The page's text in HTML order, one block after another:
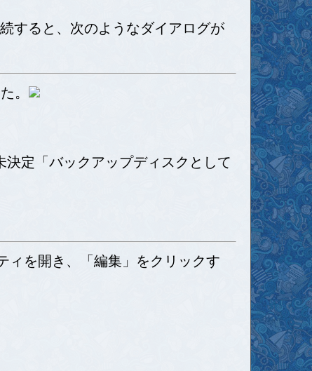
すると、次のようなダイアログが
。
「バックアップディスクとして
ィを開き、「編集」をクリックす